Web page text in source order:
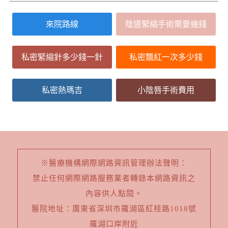
來院路線 陰道緊縮手術需要幾錢
私密緊縮針多少錢一針 私密飄紅一次多少錢
私密熱瑪吉 小陰唇手術費用
※醫療機構網際網路資訊管理辦法聲明：
禁止任何網際網路服務業者轉錄本網路資訊之
內容供人點閱。
醫院地址：廣東省深圳市羅湖區紅桂路1018號
羅湖口岸附近